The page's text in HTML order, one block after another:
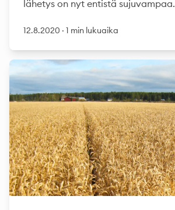
lähetys on nyt entistä sujuvampaa.
12.8.2020 · 1 min lukuaika